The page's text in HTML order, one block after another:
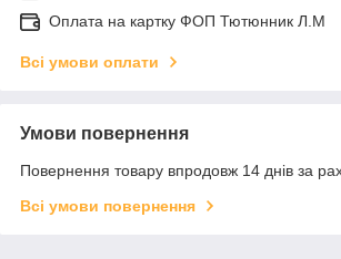
Оплата на картку ФОП Тютюнник Л.М
Всі умови оплати
Умови повернення
Повернення товару впродовж 14 днів за
Всі умови повернення